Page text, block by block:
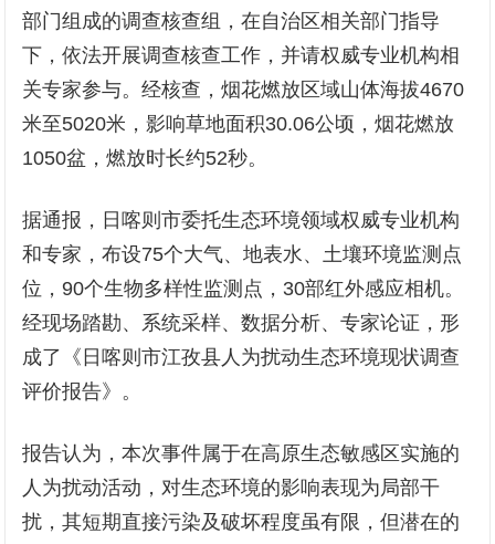
部门组成的调查核查组，在自治区相关部门指导
下，依法开展调查核查工作，并请权威专业机构相
关专家参与。经核查，烟花燃放区域山体海拔4670
米至5020米，影响草地面积30.06公顷，烟花燃放
1050盆，燃放时长约52秒。
据通报，日喀则市委托生态环境领域权威专业机构
和专家，布设75个大气、地表水、土壤环境监测点
位，90个生物多样性监测点，30部红外感应相机。
经现场踏勘、系统采样、数据分析、专家论证，形
成了《日喀则市江孜县人为扰动生态环境现状调查
评价报告》。
报告认为，本次事件属于在高原生态敏感区实施的
人为扰动活动，对生态环境的影响表现为局部干
扰，其短期直接污染及破坏程度虽有限，但潜在的